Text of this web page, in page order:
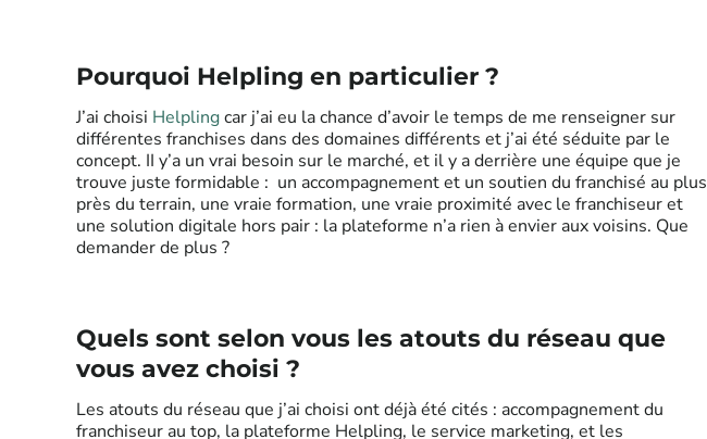
Pourquoi Helpling en particulier ?
J’ai choisi Helplingcar j’ai eu la chance d’avoir le temps de me renseigner sur
différentes franchises dans des domaines différents et j’ai été séduite par le
concept. II y’a un vrai besoin sur le marché, et il y a derrière une équipe que je
trouve juste formidable : un accompagnement et un soutien du franchisé au plus
près du terrain, une vraie formation, une vraie proximité avec le franchiseur et
une solution digitale hors pair : la plateforme n’a rien à envier aux voisins. Que
demander de plus ?
Quels sont selon vous les atouts du réseau que
vous avez choisi ?
Les atouts du réseau que j’ai choisi ont déjà été cités : accompagnement du
franchiseur au top, la plateforme Helpling, le service marketing, et les